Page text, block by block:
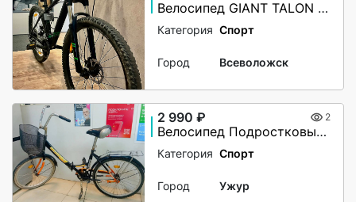
Велосипед GIANT TALON 5, 27,5”
Категория Спорт
Город Всеволожск
2 990 ₽ 2
Велосипед Подростковый Forward Valencia 24"
Категория Спорт
Город Ужур